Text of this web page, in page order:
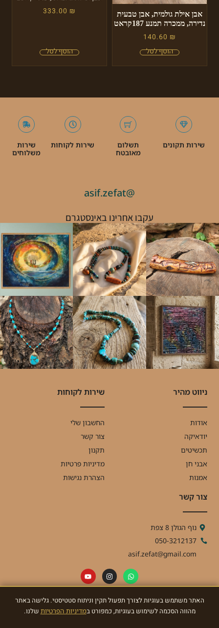
האתר משתמש בעוגיות לצורך תפעול תקין וניתוח סטטיסטי. גלישה באתר
מהווה הסכמה לשימוש בעוגיות, כמפורט במדיניות הפרטיותשלנו.
אבן אילת גולמית, אבן טבעית
נדירה, ממכרה תמנע 187קראט
140.60 ₪
333.00 ₪
שירות תקונים
תשלום
מאובטח
שירות לקוחות
שירות
משלוחים
@asif.zefat
עקבו אחרינו באינסטגרם
ניווט מהיר
אודות
יודאיקה
תכשיטים
אבני חן
אמנות
שירות לקוחות
החשבון שלי
צור קשר
תקנון
מדיניות פרטיות
הצהרת נגישות
צור קשר
נוף הגולן 8 צפת
050-3212137
asif.zefat@gmail.com
ניוזלטר